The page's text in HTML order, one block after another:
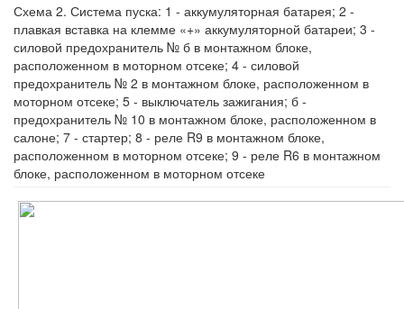
Схема 2. Система пуска: 1 - аккумуляторная батарея; 2 -
плавкая вставка на клемме «+» аккумуляторной батареи; 3 -
силовой предохранитель № б в монтажном блоке,
расположенном в моторном отсеке; 4 - силовой
предохранитель № 2 в монтажном блоке, расположенном в
моторном отсеке; 5 - выключатель зажигания; б -
предохранитель № 10 в монтажном блоке, расположенном в
салоне; 7 - стартер; 8 - реле R9 в монтажном блоке,
расположенном в моторном отсеке; 9 - реле R6 в монтажном
блоке, расположенном в моторном отсеке